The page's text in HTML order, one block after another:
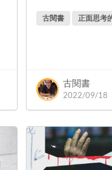
古閱書 正面思考
古閱書
2022/09/18